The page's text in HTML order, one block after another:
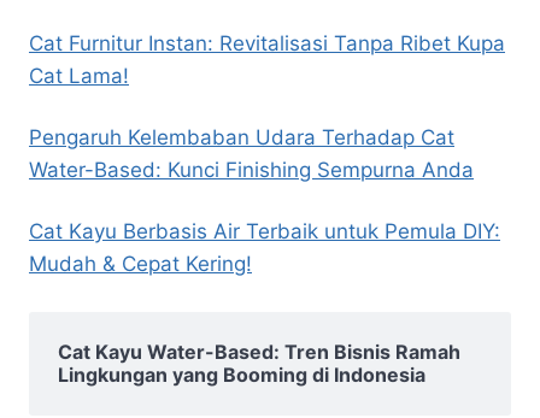
Cat Furnitur Instan: Revitalisasi Tanpa Ribet Kupa
Cat Lama!
Pengaruh Kelembaban Udara Terhadap Cat
Water-Based: Kunci Finishing Sempurna Anda
Cat Kayu Berbasis Air Terbaik untuk Pemula DIY:
Mudah & Cepat Kering!
Cat Kayu Water-Based: Tren Bisnis Ramah
Lingkungan yang Booming di Indonesia